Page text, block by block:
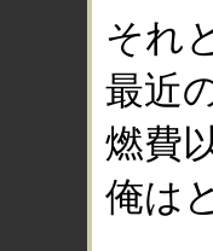
それ
最近
燃費
俺は